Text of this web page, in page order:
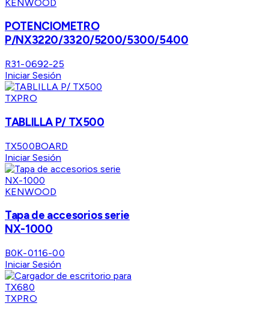
KENWOOD
POTENCIOMETRO
P/NX3220/3320/5200/5300/5400
R31-0692-25
Iniciar Sesión
TXPRO
TABLILLA P/ TX500
TX500BOARD
Iniciar Sesión
KENWOOD
Tapa de accesorios serie
NX-1000
B0K-0116-00
Iniciar Sesión
TXPRO